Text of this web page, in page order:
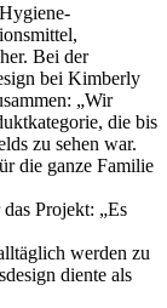
Bei der
bei Kimberly
„Wir
die bis
zu sehen war.
die ganze Familie
Projekt: „Es
werden zu
diente als